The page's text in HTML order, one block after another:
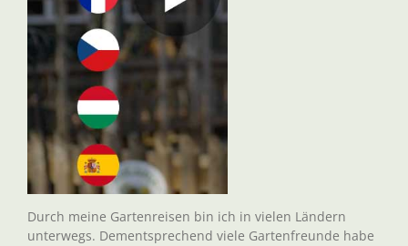
Durch meine Gartenreisen bin ich in vielen Ländern
unterwegs. Dementsprechend viele Gartenfreunde habe